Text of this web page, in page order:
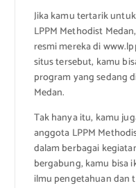
Jika kamu tertarik
LPPM Methodist
resmi mereka di
situs tersebut, kamu
program yang sedang
Medan.
Tak hanya itu, kamu
anggota LPPM
dalam berbagai
bergabung, kamu bisa
ilmu pengetahuan dan